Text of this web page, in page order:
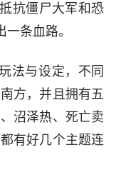
抗僵尸大军和恐
条血路。
与设定，不同
方，并且拥有五
沼泽热、死亡卖
有好几个主题连